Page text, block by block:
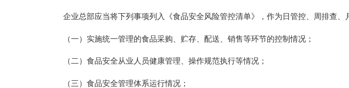
企业总部应当将下列事项列入《食品安全风险管控清单》，作为日管控、周排查、
（一）实施统一管理的食品采购、贮存、配送、销售等环节的控制情况；
（二）食品安全从业人员健康管理、操作规范执行等情况；
（三）食品安全管理体系运行情况；